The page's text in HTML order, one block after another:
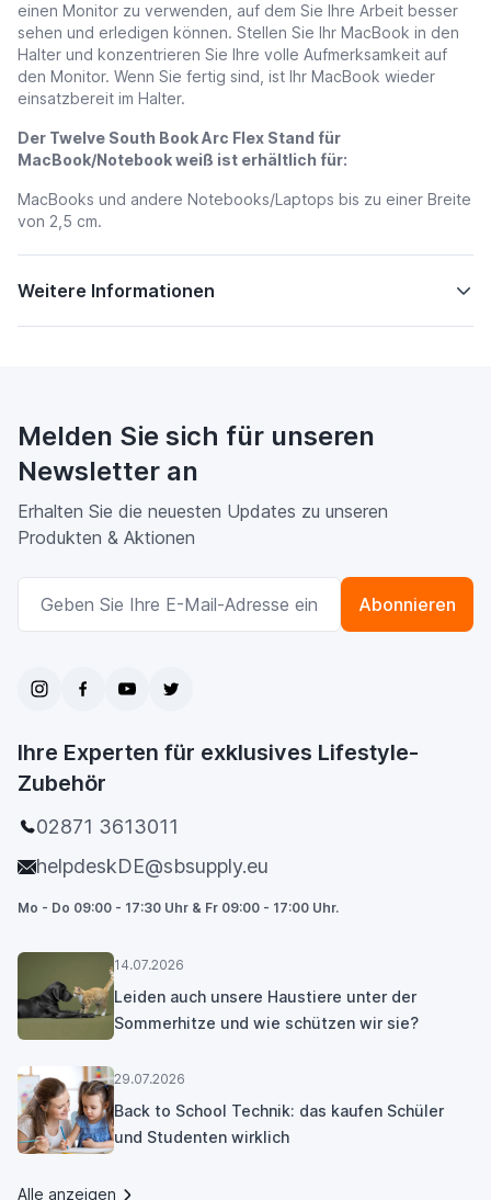
einen Monitor zu verwenden, auf dem Sie Ihre Arbeit besser
sehen und erledigen können. Stellen Sie Ihr MacBook in den
Halter und konzentrieren Sie Ihre volle Aufmerksamkeit auf
den Monitor. Wenn Sie fertig sind, ist Ihr MacBook wieder
einsatzbereit im Halter.
Der Twelve South Book Arc Flex Stand für
MacBook/Notebook weiß ist erhältlich für:
MacBooks und andere Notebooks/Laptops bis zu einer Breite
von 2,5 cm.
Weitere Informationen
Melden Sie sich für unseren
Newsletter an
Erhalten Sie die neuesten Updates zu unseren
Produkten & Aktionen
E-Mailadresse
Abonnieren
Ihre Experten für exklusives Lifestyle-
Zubehör
02871 3613011
helpdeskDE@sbsupply.eu
Mo - Do 09:00 - 17:30 Uhr & Fr 09:00 - 17:00 Uhr.
14.07.2026
Leiden auch unsere Haustiere unter der
Sommerhitze und wie schützen wir sie?
29.07.2026
Back to School Technik: das kaufen Schüler
und Studenten wirklich
Alle anzeigen